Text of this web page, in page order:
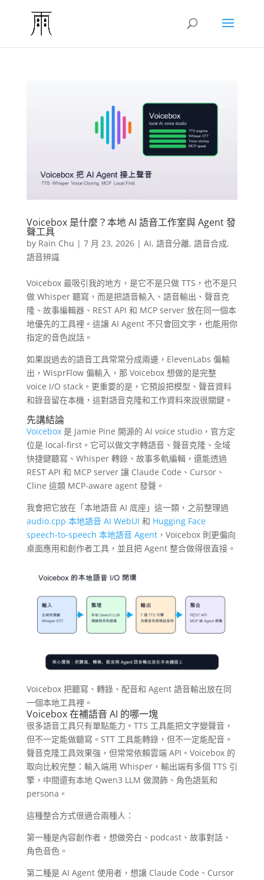
Voicebox 是什麼？本地 AI 語音工作室與 Agent 發
聲工具
by Rain Chu | 7 月 23, 2026| AI, 語音分離, 語音合成,
語音辨識
Voicebox 最吸引我的地方，是它不是只做 TTS，也不是只
做 Whisper 聽寫，而是把語音輸入、語音輸出、聲音克
隆、故事編輯器、REST API 和 MCP server 放在同一個本
地優先的工具裡。這讓 AI Agent 不只會回文字，也能用你
指定的音色說話。
如果說過去的語音工具常常分成兩邊，ElevenLabs 偏輸
出，WisprFlow 偏輸入，那 Voicebox 想做的是完整
voice I/O stack。更重要的是，它預設把模型、聲音資料
和錄音留在本機，這對語音克隆和工作資料來說很關鍵。
先講結論
Voicebox是 Jamie Pine 開源的 AI voice studio，官方定
位是 local-first。它可以做文字轉語音、聲音克隆、全域
快捷鍵聽寫、Whisper 轉錄、故事多軌編輯，還能透過
REST API 和 MCP server 讓 Claude Code、Cursor、
Cline 這類 MCP-aware agent 發聲。
我會把它放在「本地語音 AI 底座」這一類，之前整理過
audio.cpp 本地語音 AI WebUI 和 Hugging Face
speech-to-speech 本地語音 Agent，Voicebox 則更偏向
桌面應用和創作者工具，並且把 Agent 整合做得很直接。
Voicebox 把聽寫、轉錄、配音和 Agent 語音輸出放在同
一個本地工具裡。
Voicebox 在補語音 AI 的哪一塊
很多語音工具只有單點能力。TTS 工具能把文字變聲音，
但不一定能做聽寫。STT 工具能轉錄，但不一定能配音。
聲音克隆工具效果強，但常常依賴雲端 API。Voicebox 的
取向比較完整：輸入端用 Whisper，輸出端有多個 TTS 引
擎，中間還有本地 Qwen3 LLM 做潤飾、角色語氣和
persona。
這種整合方式很適合兩種人：
第一種是內容創作者，想做旁白、podcast、故事對話、
角色音色。
第二種是 AI Agent 使用者，想讓 Claude Code、Cursor